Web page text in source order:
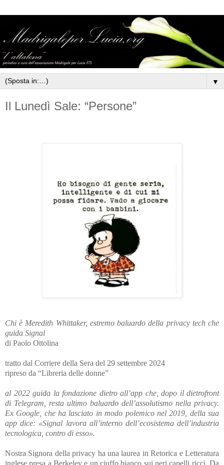
▼
Il Lunedì Sale: “Persone”
Chi è Meredith Whittaker, estremo baluardo della privacy tech che
guida Signal
di Paolo Ottolina
tratto dal Corriere della Sera del 29 settembre 2024
ripreso da “Libreria delle donne”
al 2022 guida la fondazione dietro all’app che, dopo il dietrofront
di Telegram, resta ultimo baluardo dell’assolutismo nella privacy.
Ex Google, che ha lasciato in modo polemico nel 2019, della sua
app dice: «Signal lavora all’interno dell’ecosistema dell’industria
tecnologica, contro di esso».
Nostra Signora della privacy ha una laurea in Retorica e Letteratura
inglese presa a Berkeley e un ciuffo bianco sui neri capelli ricci. Da